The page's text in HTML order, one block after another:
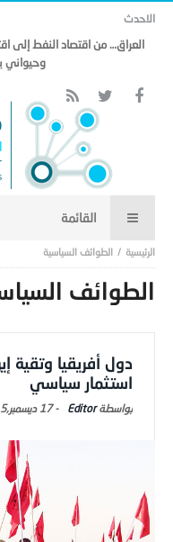
الاحدث
العراق… من اقتصاد النفط إلى
وحيواني
الطوائف السياسية
الطوائف
دول أفريقيا وتقية
استثمار سياسي
Editor
-17 ديسمبر,2015